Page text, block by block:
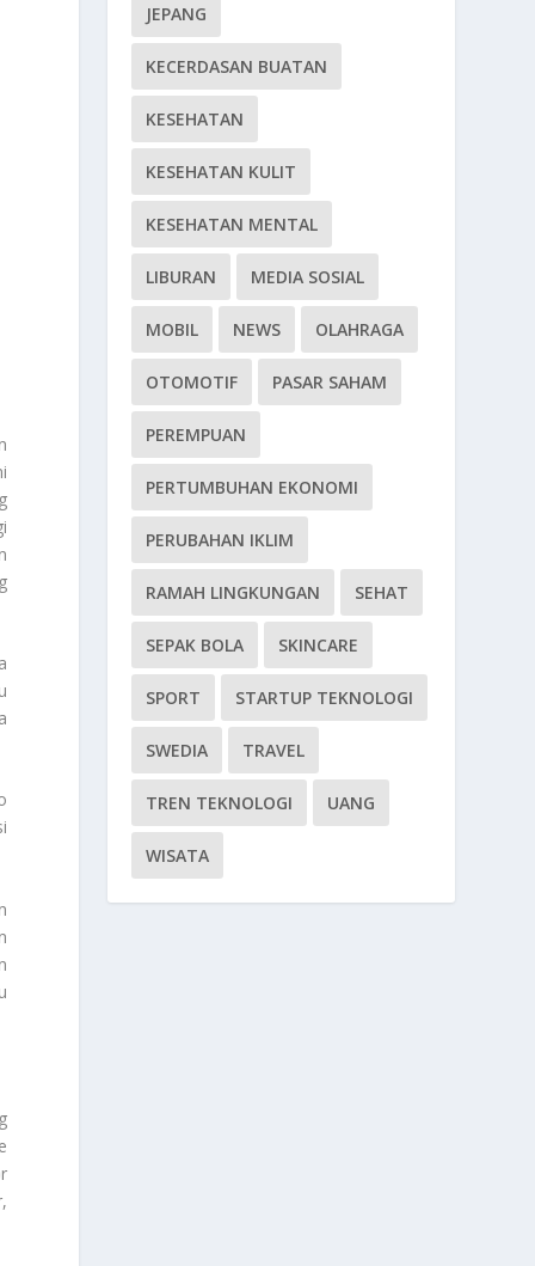
JEPANG
KECERDASAN BUATAN
KESEHATAN
KESEHATAN KULIT
KESEHATAN MENTAL
LIBURAN MEDIA SOSIAL
MOBIL NEWS OLAHRAGA
OTOMOTIF PASAR SAHAM
PEREMPUAN
PERTUMBUHAN EKONOMI
PERUBAHAN IKLIM
RAMAH LINGKUNGAN SEHAT
SEPAK BOLA SKINCARE
SPORT STARTUP TEKNOLOGI
SWEDIA TRAVEL
TREN TEKNOLOGI UANG
WISATA